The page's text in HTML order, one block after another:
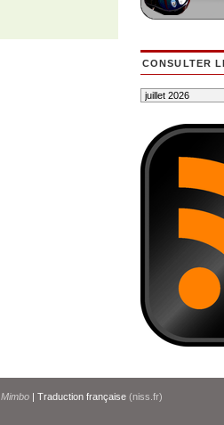
CONSULTER
Mimbo | Traduction française (niss.fr)